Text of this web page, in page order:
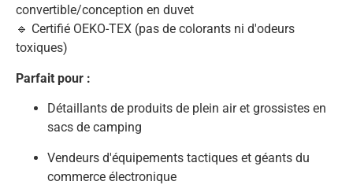
convertible/conception en duvet
🔹 Certifié OEKO-TEX (pas de colorants ni d'odeurs
toxiques)
Parfait pour :
Détaillants de produits de plein air et grossistes en
sacs de camping
Vendeurs d'équipements tactiques et géants du
commerce électronique